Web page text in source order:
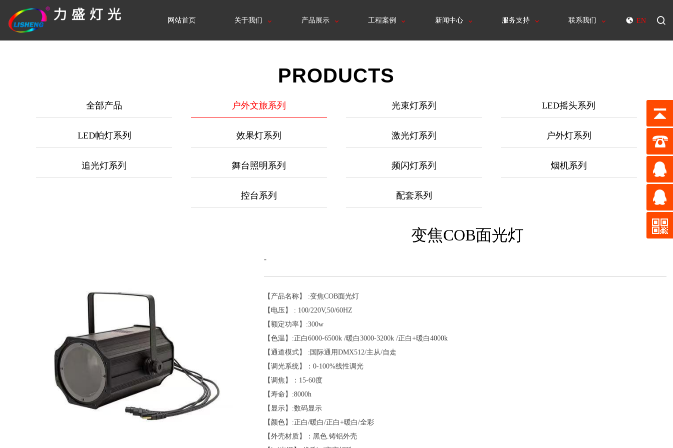
网站首页 关于我们 产品展示 工程案例 新闻中心 服务支持 联系我们 EN
PRODUCTS
全部产品 户外文旅系列 光束灯系列 LED摇头系列
LED帕灯系列 效果灯系列 激光灯系列 户外灯系列
追光灯系列 舞台照明系列 频闪灯系列 烟机系列
控台系列 配套系列
变焦COB面光灯
-
【产品名称】 :变焦COB面光灯
【电压】 : 100/220V,50/60HZ
【额定功率】:300w
【色温】:正白6000-6500k /暖白3000-3200k /正白+暖白4000k
【通道模式】 :国际通用DMX512/主从/自走
【调光系统】：0-100%线性调光
【调焦】：15-60度
【寿命】:8000h
【显示】:数码显示
【颜色】:正白/暖白/正白+暖白/全彩
【外壳材质】：黑色.铸铝外壳